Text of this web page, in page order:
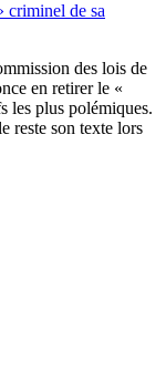
criminel de sa
des lois de
en retirer le «
les plus polémiques.
reste son texte lors